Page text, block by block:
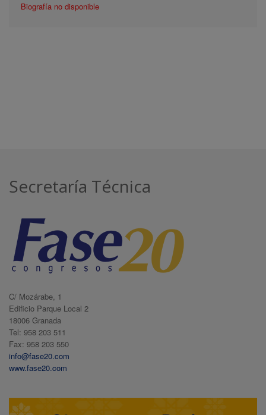
Biografía no disponible
Secretaría Técnica
C/ Mozárabe, 1
Edificio Parque Local 2
18006 Granada
Tel: 958 203 511
Fax: 958 203 550
info@fase20.com
www.fase20.com